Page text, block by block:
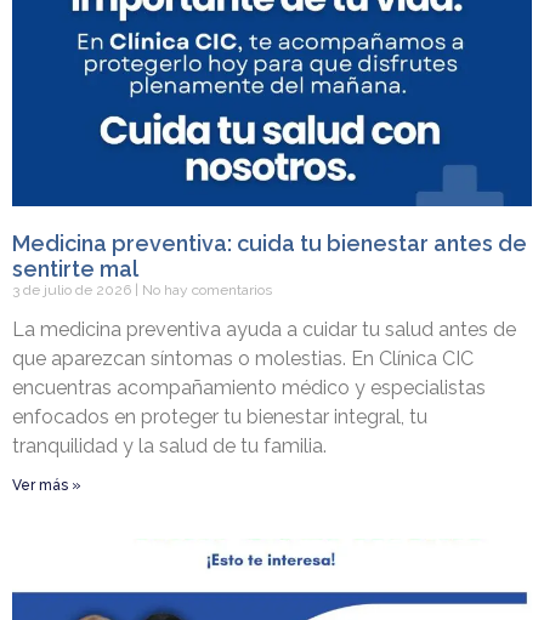
Medicina preventiva: cuida tu bienestar antes de
sentirte mal
3 de julio de 2026 No hay comentarios
La medicina preventiva ayuda a cuidar tu salud antes de
que aparezcan síntomas o molestias. En Clínica CIC
encuentras acompañamiento médico y especialistas
enfocados en proteger tu bienestar integral, tu
tranquilidad y la salud de tu familia.
Ver más »